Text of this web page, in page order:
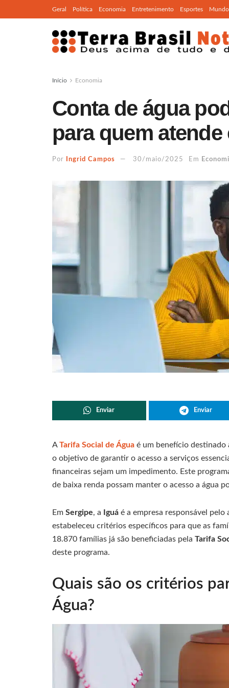
Geral Política Economia Entretenimento Esportes Mundo
Início Economia
Conta de água
para quem
Por Ingrid Campos 30/maio/2025 Em
Enviar Enviar
ATarifa Social de Água é um benefício destinado
o objetivo de garantir o acesso a serviços
financeiras sejam um impedimento. Este
de baixa renda possam manter o acesso a água
Em Sergipe, a Iguá é a empresa responsável
estabeleceu critérios específicos para que as
18.870 famílias já são beneficiadas pela Tarifa
deste programa.
Quais são os critérios
Água?